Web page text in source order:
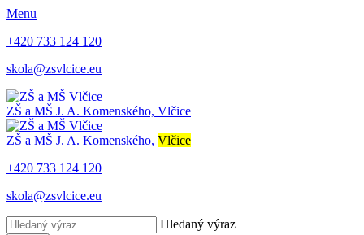
Menu
+420 733 124 120
skola@zsvlcice.eu
ZŠ a MŠ J. A. Komenského, Vlčice
ZŠ a MŠ J. A. Komenského, Vlčice
+420 733 124 120
skola@zsvlcice.eu
Hledaný výraz